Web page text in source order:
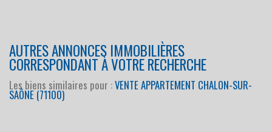
AUTRES ANNONCES IMMOBILIÈRES
CORRESPONDANT À VOTRE RECHERCHE
Les biens similaires pour :VENTE APPARTEMENT CHALON-SUR-
SAÔNE (71100)